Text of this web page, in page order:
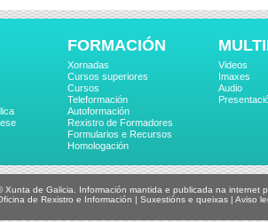
FORMACIÓN
Xornadas
Cursos superiores
Cursos
Teleformación
Autoformación
Rexistro de Formadores
Formularios e Recursos
Homologación
Videos
Imaxes
Audio
Xunta de Galicia. Información mantida e publicada na internet
de Rexistro e Información | Suxestións e queixas | Aviso